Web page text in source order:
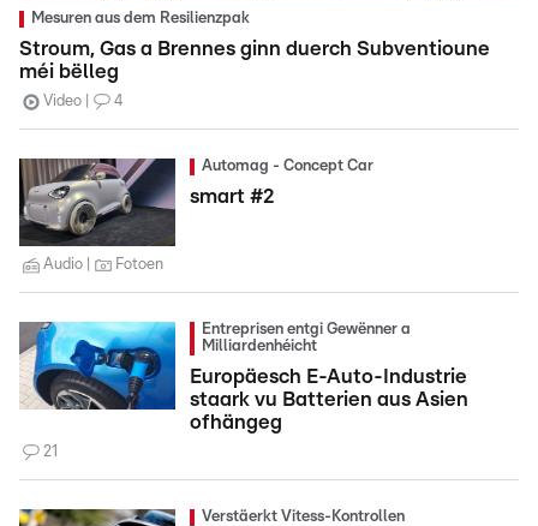
Mesuren aus dem Resilienzpak
Stroum, Gas a Brennes ginn duerch Subventioune
méi bëlleg
Video 4
Automag - Concept Car
smart #2
Audio Fotoen
Entreprisen entgi Gewënner a
Milliardenhéicht
Europäesch E-Auto-Industrie
staark vu Batterien aus Asien
ofhängeg
21
Verstäerkt Vitess-Kontrollen